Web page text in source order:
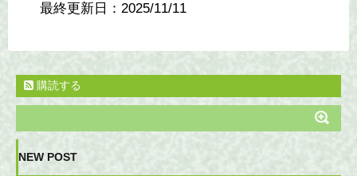
最終更新日：2025/11/11
購読する
NEW POST